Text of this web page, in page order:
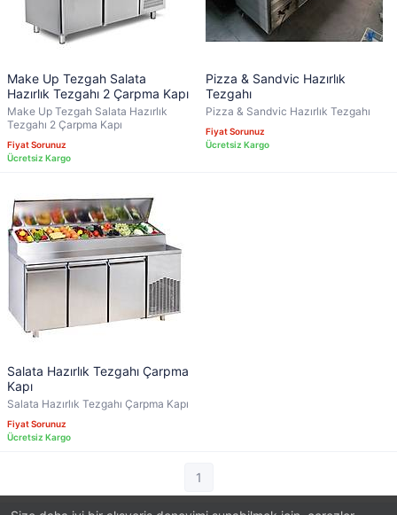
Make Up Tezgah Salata
Hazırlık Tezgahı 2 Çarpma Kapı
Make Up Tezgah Salata Hazırlık
Tezgahı 2 Çarpma Kapı
Fiyat Sorunuz
Pizza & Sandvic Hazırlık
Tezgahı
Pizza & Sandvic Hazırlık Tezgahı
Fiyat Sorunuz
Salata Hazırlık Tezgahı Çarpma
Kapı
Salata Hazırlık Tezgahı Çarpma Kapı
Fiyat Sorunuz
1